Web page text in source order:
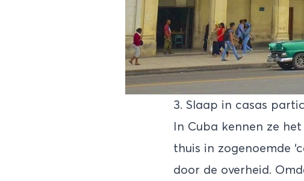
3. Slaap in casas
In Cuba kennen ze
thuis in zogenoemde
door de overheid.